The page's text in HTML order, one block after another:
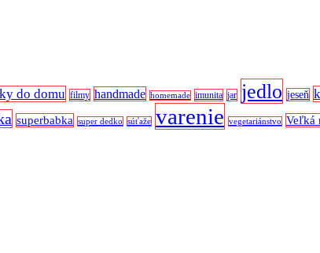
do domu filmy handmade homemade imunita jar jedlo jeseň
superbabka super dedko súťaže varenie vegetariánstvo Veľká